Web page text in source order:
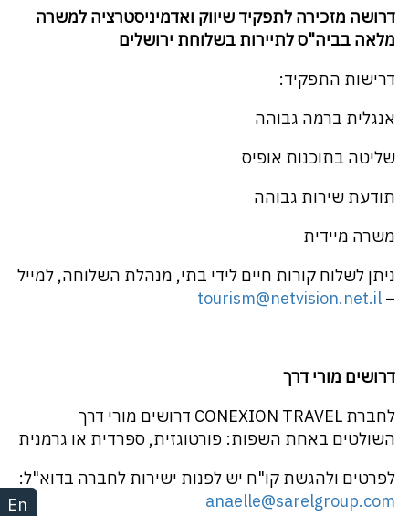
En
דרושה מזכירה לתפקיד שיווק ואדמיניסטרציה למשרה
מלאה בביה"ס לתיירות בשלוחת ירושלים
דרישות התפקיד:
אנגלית ברמה גבוהה
שליטה בתוכנות אופיס
תודעת שירות גבוהה
משרה מיידית
ניתן לשלוח קורות חיים לידי בתי, מנהלת השלוחה, למייל
–
tourism@netvision.net.il
דרושים מורי דרך
לחברת CONEXION TRAVEL דרושים מורי דרך
השולטים באחת השפות: פורטוגזית, ספרדית או גרמנית
לפרטים ולהגשת קו"ח יש לפנות ישירות לחברה בדוא"ל:
anaelle@sarelgroup.com